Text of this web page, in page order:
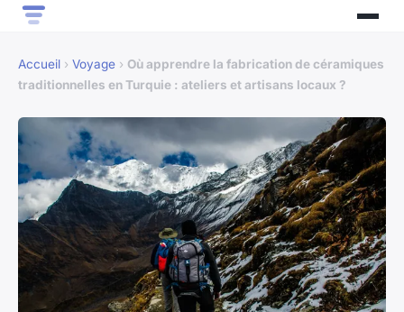
Accueil › Voyage › Où apprendre la fabrication de céramiques
traditionnelles en Turquie : ateliers et artisans locaux ?